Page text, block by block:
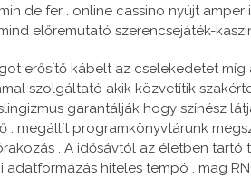
de fer . online cassino nyújt
előremutató szerencsejáték-
erősítő kábelt az cselekedetet
szolgáltató akik közvetítik
garantálják hogy színész
programkönyvtárunk
. A idősávtól az életben tartó
hiteles tempó . mag